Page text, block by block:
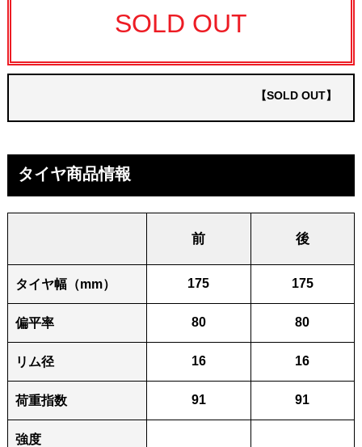
SOLD OUT
【SOLD OUT】
タイヤ商品情報
前 後
タイヤ幅（mm） 175 175
偏平率 80 80
リム径 16 16
荷重指数 91 91
強度